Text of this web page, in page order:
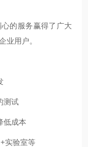
的服务赢得了广大
业用户。
测试
低成本
+实验室等